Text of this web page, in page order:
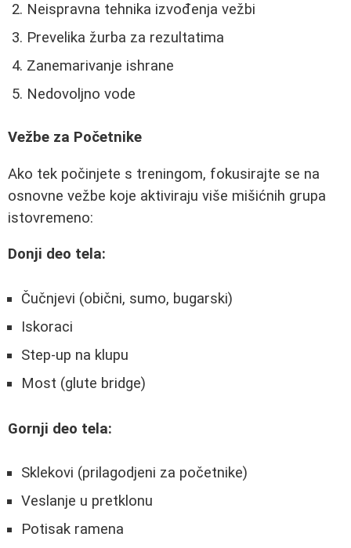
Neispravna tehnika izvođenja vežbi
Prevelika žurba za rezultatima
Zanemarivanje ishrane
Nedovoljno vode
Vežbe za Početnike
Ako tek počinjete s treningom, fokusirajte se na
osnovne vežbe koje aktiviraju više mišićnih grupa
istovremeno:
Donji deo tela:
Čučnjevi (obični, sumo, bugarski)
Iskoraci
Step-up na klupu
Most (glute bridge)
Gornji deo tela:
Sklekovi (prilagodjeni za početnike)
Veslanje u pretklonu
Potisak ramena